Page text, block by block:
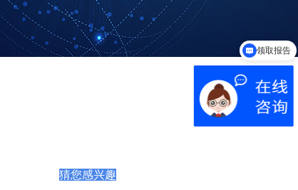
猜您感兴趣
领取报告